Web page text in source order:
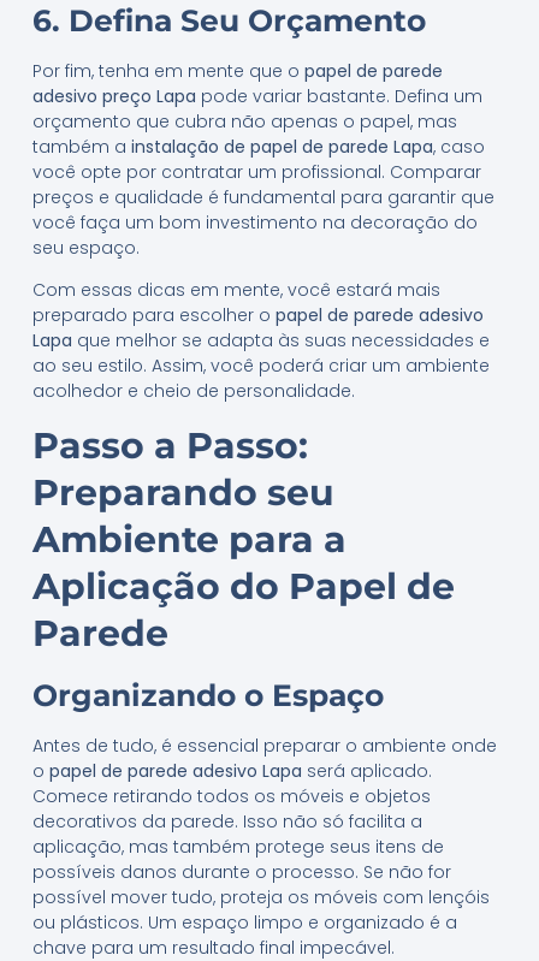
6. Defina Seu Orçamento
Por fim, tenha em mente que o papel de parede
adesivo preço Lapa pode variar bastante. Defina um
orçamento que cubra não apenas o papel, mas
também a instalação de papel de parede Lapa, caso
você opte por contratar um profissional. Comparar
preços e qualidade é fundamental para garantir que
você faça um bom investimento na decoração do
seu espaço.
Com essas dicas em mente, você estará mais
preparado para escolher o papel de parede adesivo
Lapa que melhor se adapta às suas necessidades e
ao seu estilo. Assim, você poderá criar um ambiente
acolhedor e cheio de personalidade.
Passo a Passo:
Preparando seu
Ambiente para a
Aplicação do Papel de
Parede
Organizando o Espaço
Antes de tudo, é essencial preparar o ambiente onde
o papel de parede adesivo Lapa será aplicado.
Comece retirando todos os móveis e objetos
decorativos da parede. Isso não só facilita a
aplicação, mas também protege seus itens de
possíveis danos durante o processo. Se não for
possível mover tudo, proteja os móveis com lençóis
ou plásticos. Um espaço limpo e organizado é a
chave para um resultado final impecável.